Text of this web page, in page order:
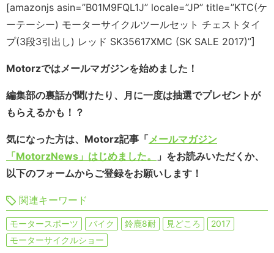
[amazonjs asin=”B01M9FQL1J” locale=”JP” title=”KTC(ケ
ーテーシー) モーターサイクルツールセット チェストタイ
プ(3段3引出し) レッド SK35617XMC (SK SALE 2017)”]
Motorzではメールマガジンを始めました！
編集部の裏話が聞けたり、月に一度は抽選でプレゼントが
もらえるかも！？
気になった方は、Motorz記事「メールマガジン
「MotorzNews」はじめました。
」をお読みいただくか、
以下のフォームからご登録をお願いします！
関連キーワード
モータースポーツ バイク 鈴鹿8耐 見どころ
2017
モーターサイクルショー